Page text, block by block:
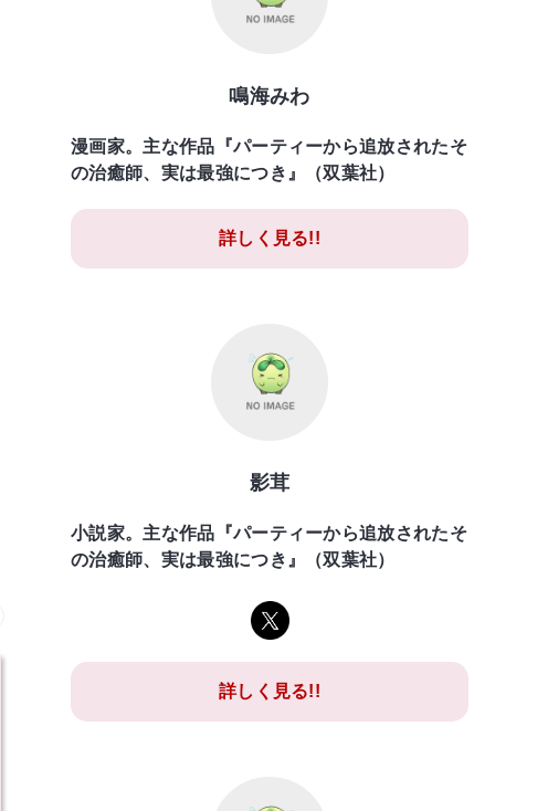
鳴海みわ
漫画家。主な作品『パーティーから追放されたそ
の治癒師、実は最強につき』（双葉社）
詳しく見る!!
影茸
小説家。主な作品『パーティーから追放されたそ
の治癒師、実は最強につき』（双葉社）
詳しく見る!!